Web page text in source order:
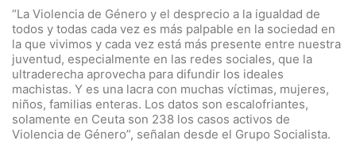
“La Violencia de Género y el desprecio a la igualdad de
todos y todas cada vez es más palpable en la sociedad en
la que vivimos y cada vez está más presente entre nuestra
juventud, especialmente en las redes sociales, que la
ultraderecha aprovecha para difundir los ideales
machistas. Y es una lacra con muchas víctimas, mujeres,
niños, familias enteras. Los datos son escalofriantes,
solamente en Ceuta son 238 los casos activos de
Violencia de Género”, señalan desde el Grupo Socialista.